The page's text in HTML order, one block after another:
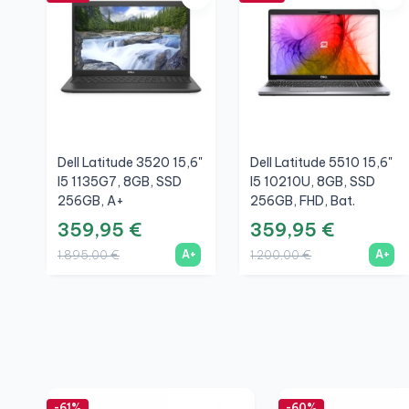
Dell Latitude 3520 15,6"
I5 1135G7, 8GB, SSD
256GB, A+
359,95 €
1.895,00 € A+
Dell Latitude 5510 15,6"
I5 10210U, 8GB, SSD
256GB, FHD, Bat.
Nueva, A+
359,95 €
1.200,00 € A+